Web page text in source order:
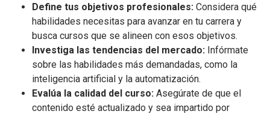
Define tus objetivos profesionales: Considera qué
habilidades necesitas para avanzar en tu carrera y
busca cursos que se alineen con esos objetivos.
Investiga las tendencias del mercado: Infórmate
sobre las habilidades más demandadas, como la
inteligencia artificial y la automatización.
Evalúa la calidad del curso: Asegúrate de que el
contenido esté actualizado y sea impartido por